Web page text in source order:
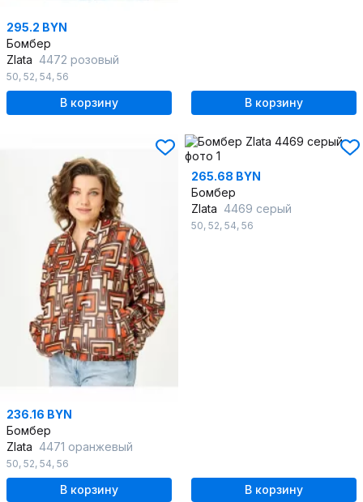
295.2 BYN
Бомбер
Zlata 4472 розовый
50, 52, 54, 56
В корзину В корзину
236.16 BYN
Бомбер
Zlata 4471 оранжевый
50, 52, 54, 56
В корзину
265.68 BYN
Бомбер
Zlata 4469 серый
50, 52, 54, 56
В корзину